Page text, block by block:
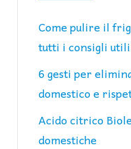
Come pulire il
tutti i consigli utili
6 gesti per
domestico e
Acido citrico
domestiche